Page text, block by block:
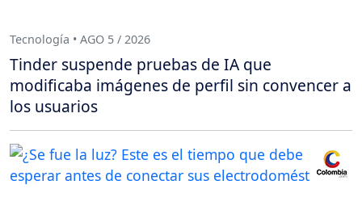
Tecnología • AGO 5 / 2026
Tinder suspende pruebas de IA que
modificaba imágenes de perfil sin convencer a
los usuarios